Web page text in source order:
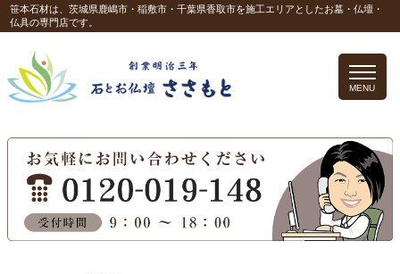
笹本石材は、茨城県鹿嶋市・稲敷市・千葉県香取市を施工エリアとしたお墓・仏壇・
仏具の専門店です。
MENU